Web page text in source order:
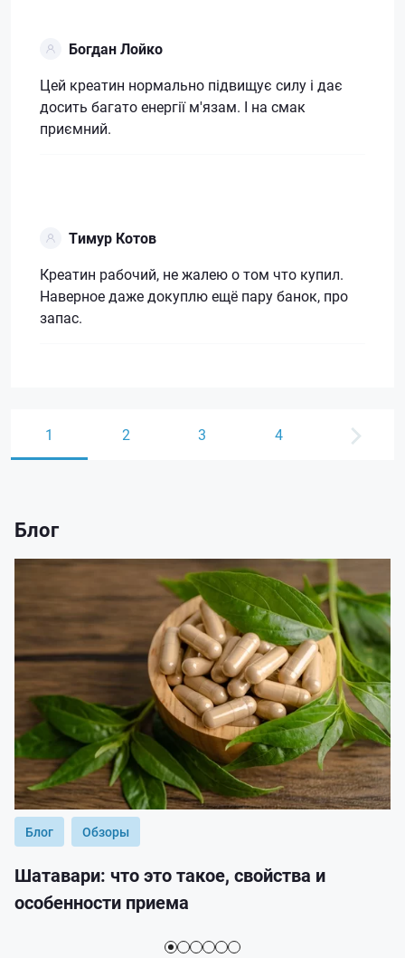
Богдан Лойко
Цей креатин нормально підвищує силу і дає
досить багато енергії м'язам. І на смак
приємний.
Тимур Котов
Креатин рабочий, не жалею о том что купил.
Наверное даже докуплю ещё пару банок, про
запас.
1 2 3 4
Блог
Блог Обзоры
Шатавари: что это такое, свойства и
особенности приема